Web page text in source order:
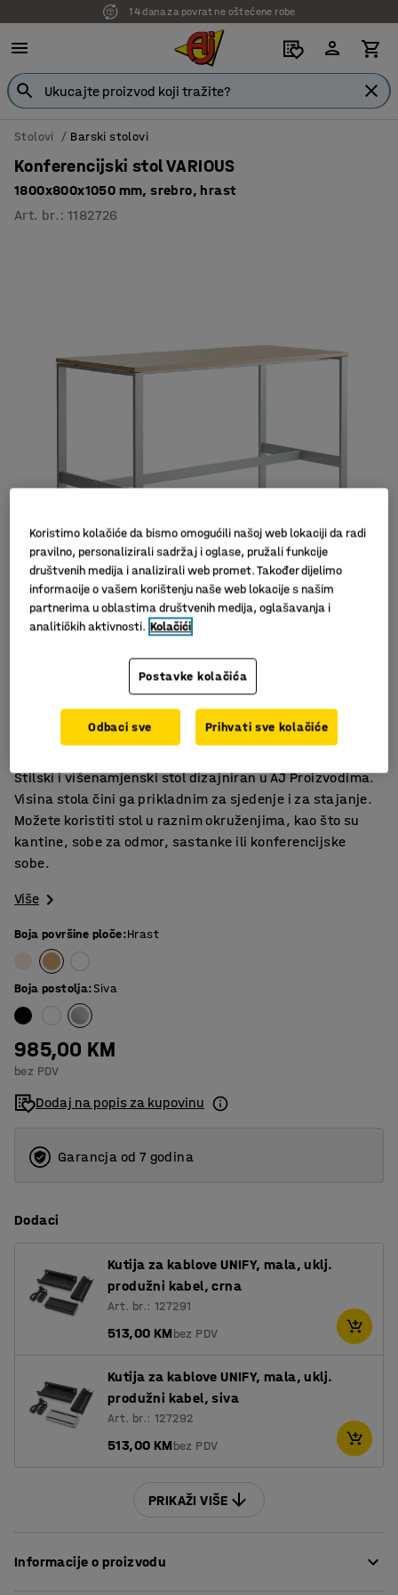
7 godina garancije
Stolovi Barski stolovi
Konferencijski stol VARIOUS
1800x800x1050 mm, srebro, hrast
Art. br. :1182726
Slični proizvodi
Koristite stol za stajati ili sjednite oko njega.
Savršen za sobe za sastanke ili za odmor.
Odgovara mnogim mjestima
Stilski i višenamjenski stol dizajniran u AJ Proizvodima.
Visina stola čini ga prikladnim za sjedenje i za stajanje.
Možete koristiti stol u raznim okruženjima, kao što su
kantine, sobe za odmor, sastanke ili konferencijske
sobe.
Više
Boja površine ploče:Hrast
Boja postolja:Siva
985,00 KM
bez PDV
Dodaj na popis za kupovinu
Garancja od 7 godina
Dodaci
Kutija za kablove UNIFY, mala, uklj.
produžni kabel, crna
Art. br.: 127291
513,00 KMbez PDV
Kutija za kablove UNIFY, mala, uklj.
produžni kabel, siva
Art. br.: 127292
513,00 KMbez PDV
PRIKAŽI VIŠE
Informacije o proizvodu
Koristimo kolačiće da bismo omogućili našoj web lokaciji da radi
pravilno, personalizirali sadržaj i oglase, pružali funkcije
društvenih medija i analizirali web promet. Također dijelimo
informacije o vašem korištenju naše web lokacije s našim
partnerima u oblastima društvenih medija, oglašavanja i
analitičkih aktivnosti. Kolačići
Postavke kolačića
Odbaci sve Prihvati sve kolačiće